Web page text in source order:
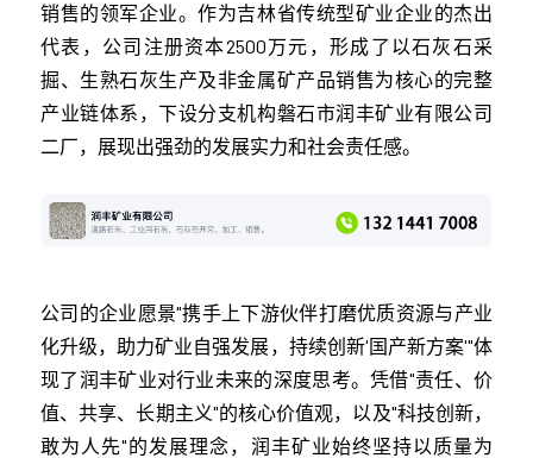
销售的领军企业。作为吉林省传统型矿业企业的杰出
代表，公司注册资本2500万元，形成了以石灰石采
掘、生熟石灰生产及非金属矿产品销售为核心的完整
产业链体系，下设分支机构磐石市润丰矿业有限公司
二厂，展现出强劲的发展实力和社会责任感。
公司的企业愿景"携手上下游伙伴打磨优质资源与产业
化升级，助力矿业自强发展，持续创新'国产新方案'"体
现了润丰矿业对行业未来的深度思考。凭借"责任、价
值、共享、长期主义"的核心价值观，以及"科技创新，
敢为人先"的发展理念，润丰矿业始终坚持以质量为